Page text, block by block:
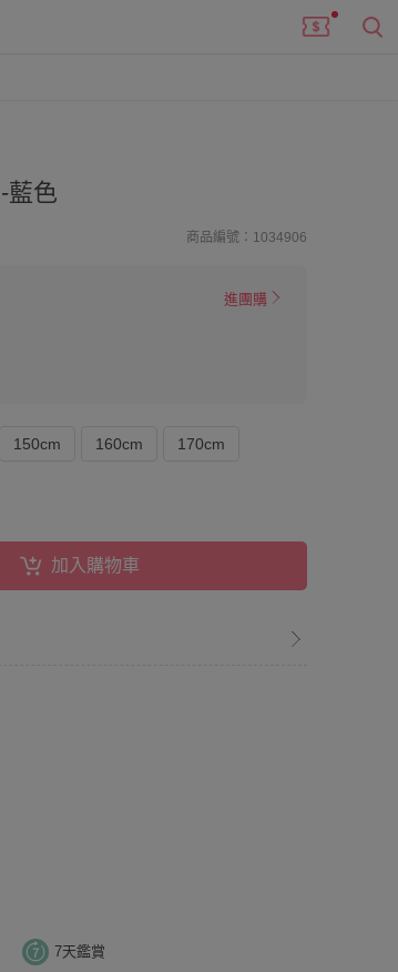
藍色
商品編號：1034906
進團購
150cm 160cm 170cm
加入購物車
7天鑑賞